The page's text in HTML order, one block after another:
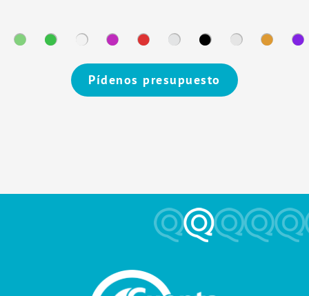
Pídenos presupuesto